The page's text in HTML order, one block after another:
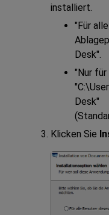
installiert.
"Für
Desk".
"Nur
Desk"
Klicken Sie